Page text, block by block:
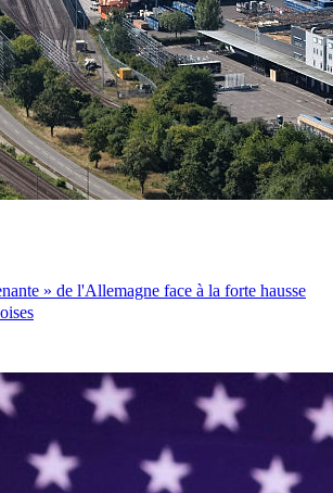
» de l'Allemagne face à la forte hausse